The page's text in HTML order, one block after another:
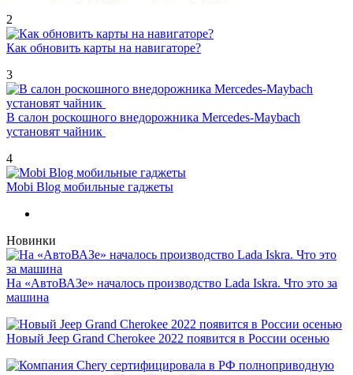
2
Как обновить карты на навигаторе?
3
В салон роскошного внедорожника Mercedes-Maybach
установят чайник
4
Mobi Blog мобильные гаджеты
Новинки
На «АвтоВАЗе» началось производство Lada Iskra. Что это за
машина
Новый Jeep Grand Cherokee 2022 появится в России осенью